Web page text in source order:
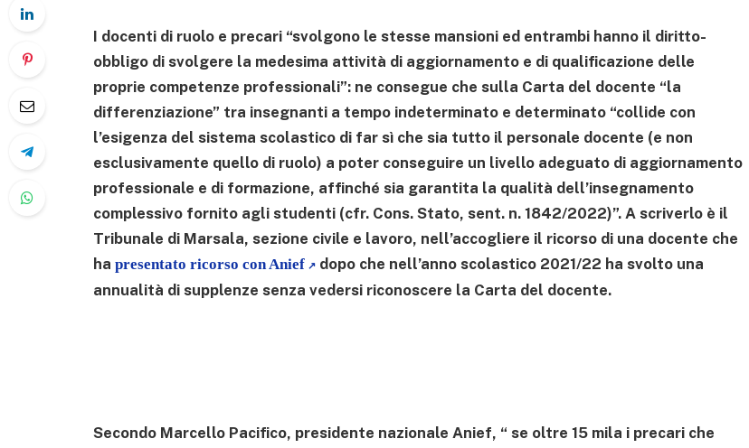
I docenti di ruolo e precari “svolgono le stesse mansioni ed entrambi hanno il diritto-
obbligo di svolgere la medesima attività di aggiornamento e di qualificazione delle
proprie competenze professionali”: ne consegue che sulla Carta del docente “la
differenziazione” tra insegnanti a tempo indeterminato e determinato “collide con
l’esigenza del sistema scolastico di far sì che sia tutto il personale docente (e non
esclusivamente quello di ruolo) a poter conseguire un livello adeguato di aggiornamento
professionale e di formazione, affinché sia garantita la qualità dell’insegnamento
complessivo fornito agli studenti (cfr. Cons. Stato, sent. n. 1842/2022)”. A scriverlo è il
Tribunale di Marsala, sezione civile e lavoro, nell’accogliere il ricorso di una docente che
ha presentato ricorso con Anief
dopo che nell’anno scolastico 2021/22 ha svolto una
annualità di supplenze senza vedersi riconoscere la Carta del docente.
Secondo Marcello Pacifico, presidente nazionale Anief, “ se oltre 15 mila i precari che